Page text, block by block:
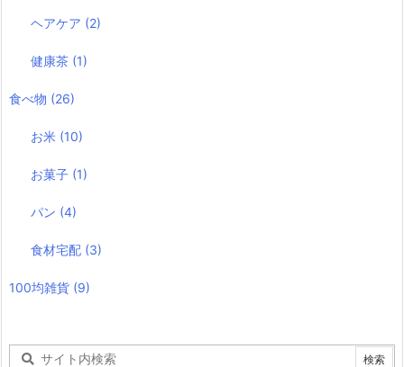
ヘアケア (2)
健康茶 (1)
食べ物 (26)
お米 (10)
お菓子 (1)
パン (4)
食材宅配 (3)
100均雑貨 (9)